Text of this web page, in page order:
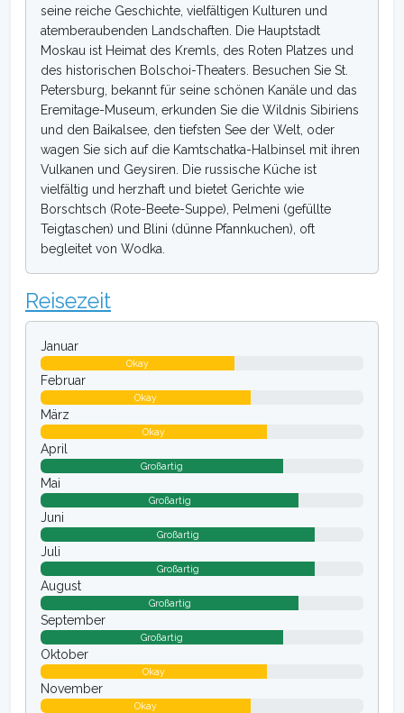
seine reiche Geschichte, vielfältigen Kulturen und
atemberaubenden Landschaften. Die Hauptstadt
Moskau ist Heimat des Kremls, des Roten Platzes und
des historischen Bolschoi-Theaters. Besuchen Sie St.
Petersburg, bekannt für seine schönen Kanäle und das
Eremitage-Museum, erkunden Sie die Wildnis Sibiriens
und den Baikalsee, den tiefsten See der Welt, oder
wagen Sie sich auf die Kamtschatka-Halbinsel mit ihren
Vulkanen und Geysiren. Die russische Küche ist
vielfältig und herzhaft und bietet Gerichte wie
Borschtsch (Rote-Beete-Suppe), Pelmeni (gefüllte
Teigtaschen) und Blini (dünne Pfannkuchen), oft
begleitet von Wodka.
Reisezeit
Januar
Okay
Februar
Okay
März
Okay
April
Großartig
Mai
Großartig
Juni
Großartig
Juli
Großartig
August
Großartig
September
Großartig
Oktober
Okay
November
Okay